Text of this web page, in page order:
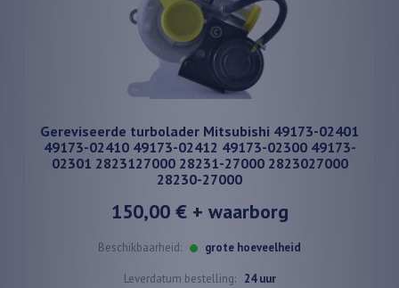
Gereviseerde turbolader Mitsubishi 49173-02401
49173-02410 49173-02412 49173-02300 49173-
02301 2823127000 28231-27000 2823027000
28230-27000
150,00 €+ waarborg
Beschikbaarheid: grote hoeveelheid
Leverdatum bestelling: 24 uur